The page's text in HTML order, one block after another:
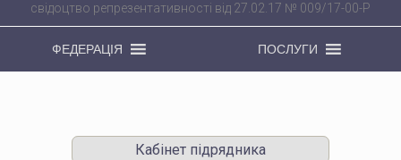
свідоцтво репрезентативності від 27.02.17 № 009/17-00-Р
ФЕДЕРАЦІЯ ПОСЛУГИ
Кабінет підрядника